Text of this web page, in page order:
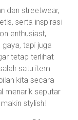
dan streetwear,
serta inspirasi
enthusiast,
tapi juga
tetap terlihat
satu item
kita secara
menarik seputar
stylish!